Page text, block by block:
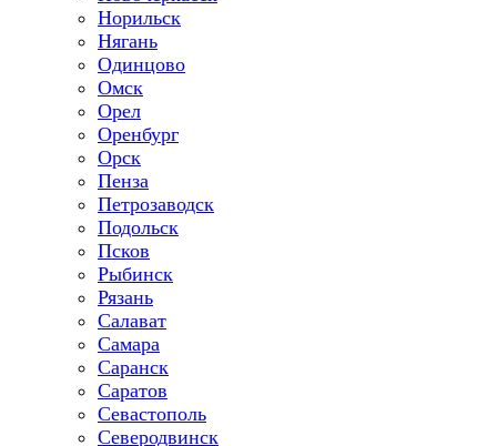
Норильск
Нягань
Одинцово
Омск
Орел
Оренбург
Орск
Пенза
Петрозаводск
Подольск
Псков
Рыбинск
Рязань
Салават
Самара
Саранск
Саратов
Севастополь
Северодвинск